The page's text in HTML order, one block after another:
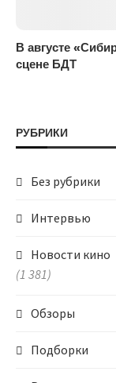
В августе
сцене БДТ
РУБРИКИ
Без рубрики
Интервью
Новости кино
(1 381)
Обзоры
Подборки